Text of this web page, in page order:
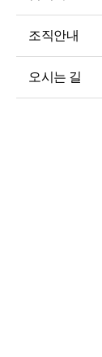
조직안내
오시는 길